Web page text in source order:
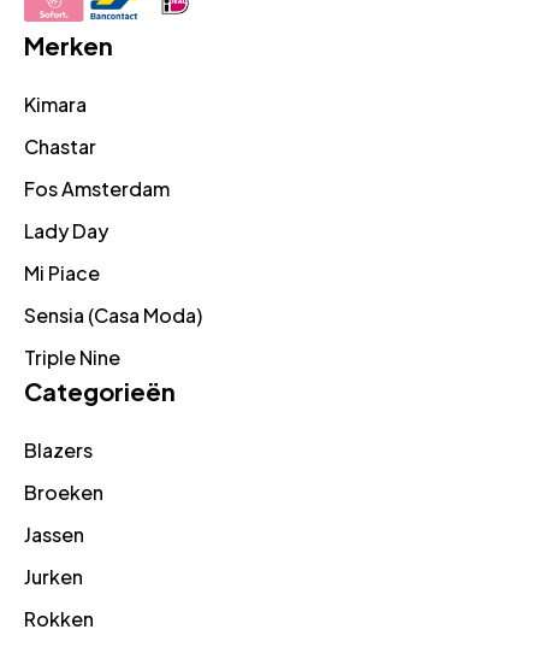
Merken
Kimara
Chastar
Fos Amsterdam
Lady Day
Mi Piace
Sensia (Casa Moda)
Triple Nine
Categorieën
Blazers
Broeken
Jassen
Jurken
Rokken